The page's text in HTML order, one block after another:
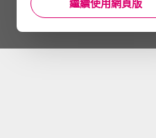
繼續使用網頁版